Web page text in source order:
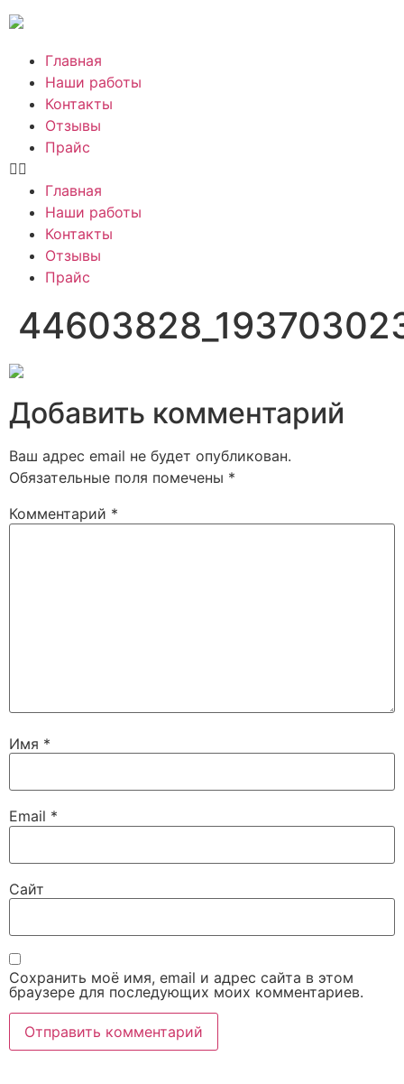
Главная
Наши работы
Контакты
Отзывы
Прайс
Главная
Наши работы
Контакты
Отзывы
Прайс
Добавить комментарий
Ваш адрес email не будет опубликован.
Обязательные поля помечены *
Комментарий *
Имя *
Email *
Сайт
Сохранить моё имя, email и адрес сайта в этом
браузере для последующих моих комментариев.